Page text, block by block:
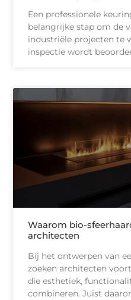
Een professionele
belangrijke stap om de
industriële projecten te
inspectie wordt
Waarom bio-
architecten
Bij het ontwerpen van
zoeken architecten
die esthetiek,
combineren. Juist